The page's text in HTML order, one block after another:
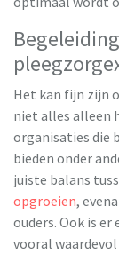
Het kan fijn zijn
niet alles alleen
organisaties die
bieden onder
juiste balans
opgroeien,
ouders. Ook is
vooral